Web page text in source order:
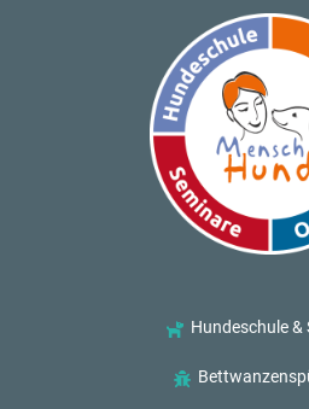
Hundeschule &